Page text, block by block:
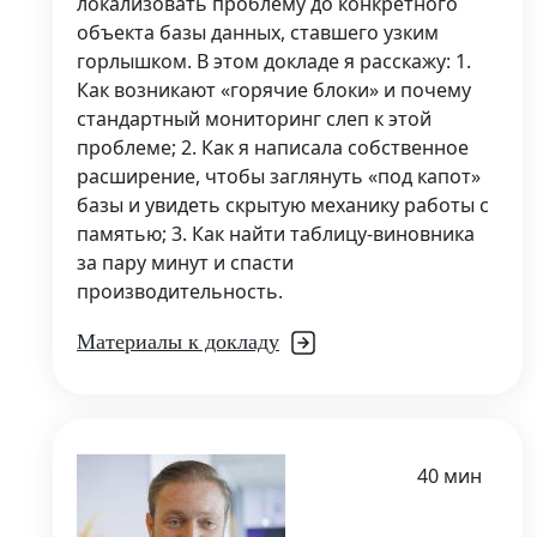
объекта базы данных, ставшего узким
горлышком. В этом докладе я расскажу: 1.
Как возникают «горячие блоки» и почему
стандартный мониторинг слеп к этой
проблеме; 2. Как я написала собственное
расширение, чтобы заглянуть «под капот»
базы и увидеть скрытую механику работы с
памятью; 3. Как найти таблицу-виновника
за пару минут и спасти
производительность.
Материалы к докладу
40 мин